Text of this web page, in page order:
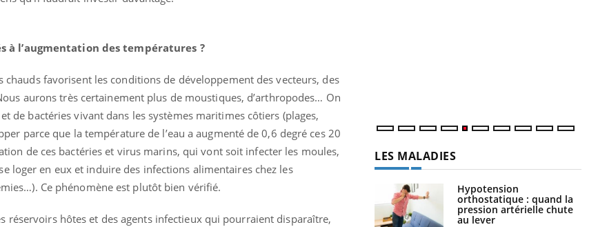
à l’augmentation des températures ?
chauds favorisent les conditions de développement des vecteurs, des
aurons très certainement plus de moustiques, d’arthropodes… On
de bactéries vivant dans les systèmes maritimes côtiers (plages,
parce que la température de l’eau a augmenté de 0,6 degré ces 20
de ces bactéries et virus marins, qui vont soit infecter les moules,
loger en eux et induire des infections alimentaires chez les
Ce phénomène est plutôt bien vérifié.
réservoirs hôtes et des agents infectieux qui pourraient disparaître,
LES MALADIES
Hypotension
orthostatique : quand la
pression artérielle chute
au lever